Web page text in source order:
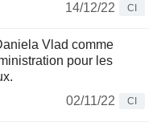
14/12/22
CI
Vlad comme
pour les
02/11/22
CI